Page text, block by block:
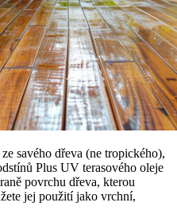
savého dřeva (ne tropického),
Plus UV terasového oleje
povrchu dřeva, kterou
jej použití jako vrchní,